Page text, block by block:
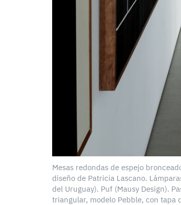
Mesas redondas de espejo
diseño de Patricia Lascano.
del Uruguay). Puf (Mausy Design).
triangular, modelo Pebble, con tapa